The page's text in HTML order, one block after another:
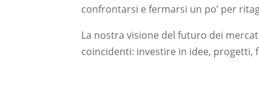
confrontarsi e fermarsi un po’ per
La nostra visione del futuro dei
coincidenti: investire in idee, progetti,